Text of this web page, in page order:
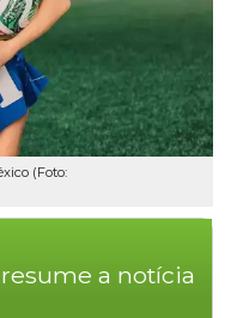
(Foto:
a notícia